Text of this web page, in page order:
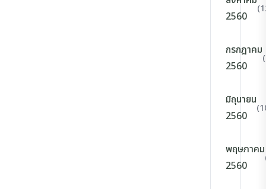
2560
กรกฎาคม
2560
มิถุนายน
2560
พฤษภาคม
2560